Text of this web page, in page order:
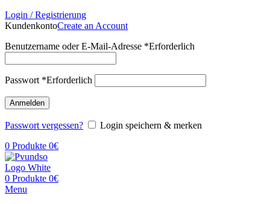
Login / Registrierung
KundenkontoCreate an Account
Benutzername oder E-Mail-Adresse *Erforderlich
Passwort *Erforderlich
Anmelden
Passwort vergessen?
Login speichern & merken
0 Produkte 0€
0 Produkte 0€
Menu